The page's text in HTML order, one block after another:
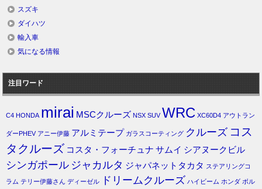
スズキ
ダイハツ
輸入車
気になる情報
注目ワード
C4 HONDA mirai MSCクルーズ NSX SUV WRC XC60D4 アウトラン
ダーPHEV アニー伊藤 アルミテープ ガラスコーティング クルーズ コス
タクルーズ コスタ・フォーチュナ サムイ シアヌークビル
シンガポール ジャカルタ ジャパネットタカタ ステアリングコ
ラム テリー伊藤さん ディーゼル ドリームクルーズ ハイビーム ホンダ ボル